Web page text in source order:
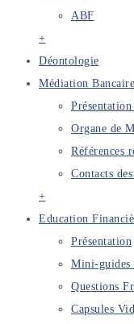
ABF
+
Déontologie
Médiation Bancaire
Organe de
Références
Contacts
+
Education
Présentation
Mini-guides
Questions
Capsules